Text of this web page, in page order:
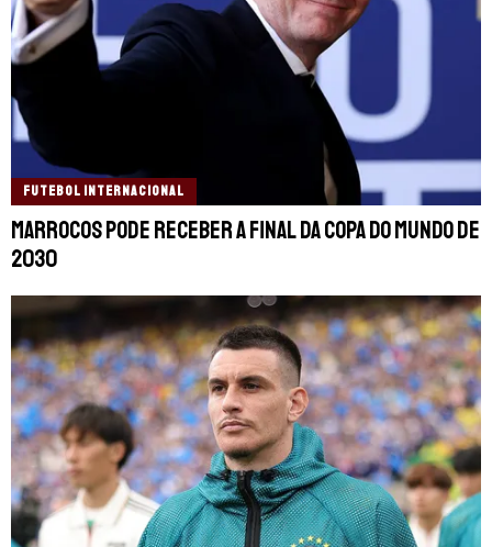
FUTEBOL INTERNACIONAL
Marrocos pode receber a final da Copa do Mundo de
2030